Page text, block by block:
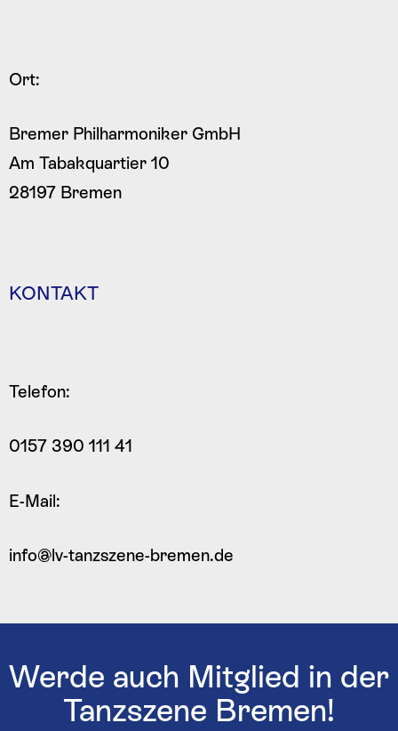
Ort:
Bremer Philharmoniker GmbH
Am Tabakquartier 10
28197 Bremen
KONTAKT
Telefon:
0157 390 111 41
E-Mail:
info@lv-tanzszene-bremen.de
Werde auch Mitglied in der
Tanzszene Bremen!